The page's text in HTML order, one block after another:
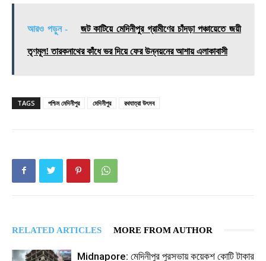
আরও পড়ুন - জট কাটিয়ে মেদিনীপুর গ্রামীণের চাঁদড়া পঞ্চায়েতে জয়ী
তৃণমূল! তারকনাথের কাঁধে ভর দিয়ে ফের উন্নয়নের আশায় এলাকাবাসী
TAGS পশ্চিম মেদিনীপুর মেদিনীপুর রথযাত্রা উৎসব
RELATED ARTICLES MORE FROM AUTHOR
Midnapore: মেদিনীপুর পুরসভায় কয়েকশ কোটি টাকার